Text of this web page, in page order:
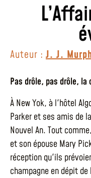
Auteur : J. J.
Pas drôle, pas drôle,
À New Yok, à l'hôtel
Parker et ses amis de
Nouvel An. Tout
et son épouse Mary
réception qu'ils
champagne en dépit